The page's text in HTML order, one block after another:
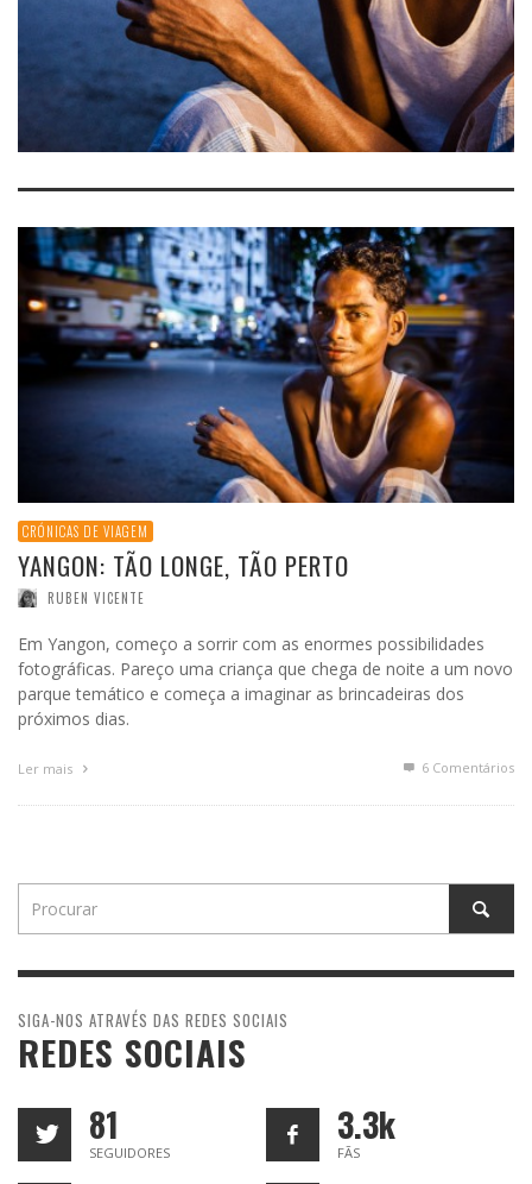
CRÓNICAS DE VIAGEM
YANGON: TÃO LONGE, TÃO PERTO
RUBEN VICENTE
Em Yangon, começo a sorrir com as enormes possibilidades
fotográficas. Pareço uma criança que chega de noite a um novo
parque temático e começa a imaginar as brincadeiras dos
próximos dias.
Ler mais 6 Comentários
SIGA-NOS ATRAVÉS DAS REDES SOCIAIS
REDES SOCIAIS
81
SEGUIDORES
3.3k
FÃS